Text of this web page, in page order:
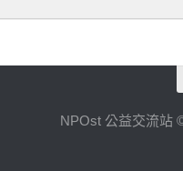
NPOst 公益交流站